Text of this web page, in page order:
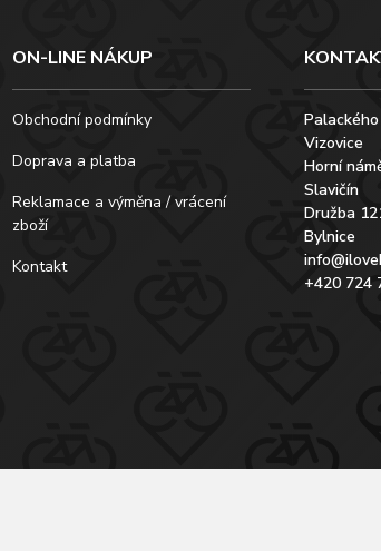
ON-LINE NÁKUP
Obchodní podmínky
Doprava a platba
Reklamace a výměna / vrácení
zboží
Kontakt
Vizovice
Horní
Slavičín
Družba
Bylnice
+420 724